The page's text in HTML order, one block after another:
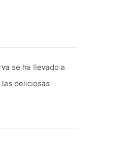
se ha llevado a
deliciosas